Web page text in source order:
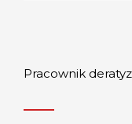
Pracownik